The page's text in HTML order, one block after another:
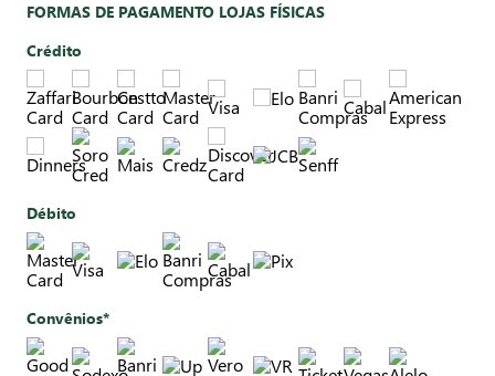
FORMAS DE PAGAMENTO LOJAS FÍSICAS
Crédito
Débito
Convênios*